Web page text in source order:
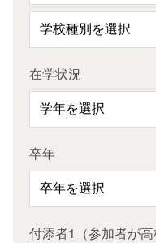
在学状況
卒年
付添者1（参加者が